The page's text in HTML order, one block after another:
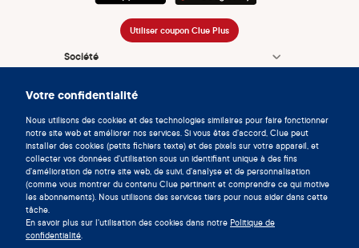
Votre confidentialité
Nous utilisons des cookies et des technologies similaires pour faire fonctionner
notre site web et améliorer nos services. Si vous êtes d'accord, Clue peut
installer des cookies (petits fichiers texte) et des pixels sur votre appareil, et
collecter vos données d'utilisation sous un identifiant unique à des fins
d'amélioration de notre site web, de suivi, d'analyse et de personnalisation
(comme vous montrer du contenu Clue pertinent et comprendre ce qui motive
les abonnements). Nous utilisons des services tiers pour nous aider dans cette
tâche.
En savoir plus sur l'utilisation des cookies dans notre Politique de
confidentialité.
Utiliser coupon Clue Plus
Société
Encyclopédie
Informations
Partnerships